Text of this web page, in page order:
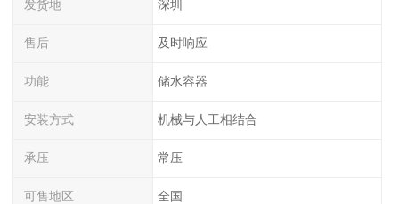
发货地 深圳
售后 及时响应
功能 储水容器
安装方式 机械与人工相结合
承压 常压
可售地区 全国